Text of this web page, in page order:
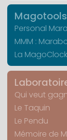
Magotools
Personal
MMM :
La MagoClock
Qui veut
Le Taquin
Le Pendu
Mémoire de